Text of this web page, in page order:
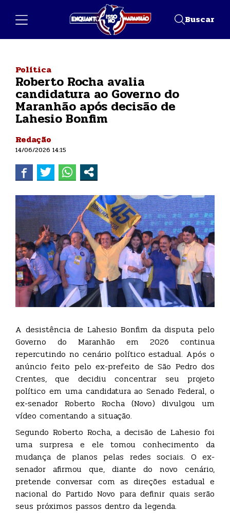
Buscar
Política
Roberto Rocha avalia
candidatura ao Governo do
Maranhão após decisão de
Lahesio Bonfim
Redação
14/06/2026 14:15
A desistência de Lahesio Bonfim da disputa pelo
Governo do Maranhão em 2026 continua
repercutindo no cenário político estadual. Após o
anúncio feito pelo ex-prefeito de São Pedro dos
Crentes, que decidiu concentrar seu projeto
político em uma candidatura ao Senado Federal, o
ex-senador Roberto Rocha (Novo) divulgou um
vídeo comentando a situação.
Segundo Roberto Rocha, a decisão de Lahesio foi
uma surpresa e ele tomou conhecimento da
mudança de planos pelas redes sociais. O ex-
senador afirmou que, diante do novo cenário,
pretende conversar com as direções estadual e
nacional do Partido Novo para definir quais serão
seus próximos passos dentro da legenda.